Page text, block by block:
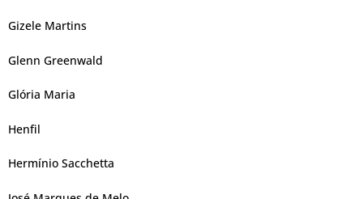
Gizele Martins
Glenn Greenwald
Glória Maria
Henfil
Hermínio Sacchetta